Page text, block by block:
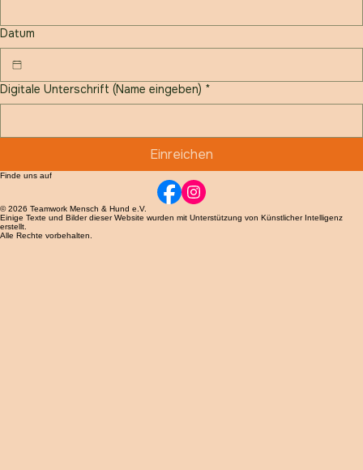
Datum
Digitale Unterschrift (Name eingeben) *
Einreichen
© 2026 Teamwork Mensch & Hund e.V.
Einige Texte und Bilder dieser Website wurden mit Unterstützung von Künstlicher Intelligenz
erstellt.